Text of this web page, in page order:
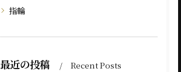
指輪
最近の投稿 Recent Posts